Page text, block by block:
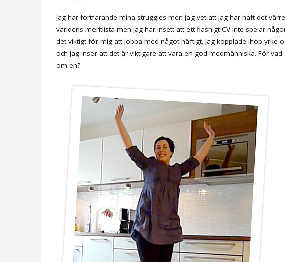
Jag har fortfarande mina struggles men jag vet att jag har haft det
världens meritlista men jag har insett att ett flashigt CV inte spelar
det viktigt för mig att jobba med något häftigt. Jag kopplade ihop yrke
och jag inser att det är viktigare att vara en god medmänniska. För
om en?